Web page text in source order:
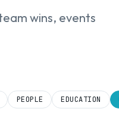
wins, events
PEOPLE EDUCATION